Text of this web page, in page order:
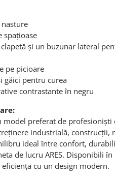
spațioase
și un buzunar lateral
pe picioare
găici pentru curea
contrastante în negru
model preferat de
industrială, construcții,
ideal între confort,
de lucru ARES. Disponibili
cu un design modern.